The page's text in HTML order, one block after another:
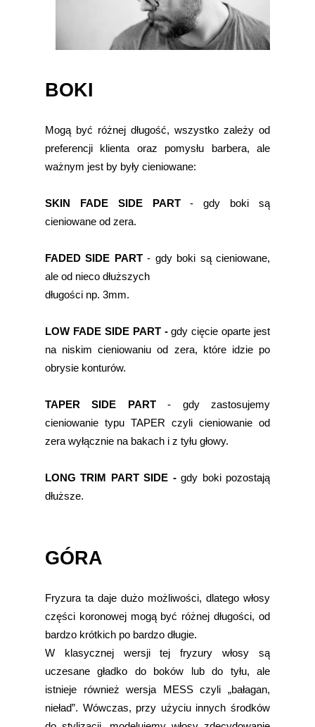
BOKI
Mogą być różnej długość, wszystko zależy od
preferencji klienta oraz pomysłu barbera, ale
ważnym jest by były cieniowane:
SKIN FADE SIDE PART- gdy boki są
cieniowane od zera.
FADED SIDE PART- gdy boki są cieniowane,
ale od nieco dłuższych
długości np. 3mm.
LOW FADE SIDE PART -gdy cięcie oparte jest
na niskim cieniowaniu od zera, które idzie po
obrysie konturów.
TAPER SIDE PART- gdy zastosujemy
cieniowanie typu TAPER czyli cieniowanie od
zera wyłącznie na bakach i z tyłu głowy.
LONG TRIM PART SIDE -gdy boki pozostają
dłuższe.
GÓRA
Fryzura ta daje dużo możliwości, dlatego włosy
części koronowej mogą być różnej długości, od
bardzo krótkich po bardzo długie.
W klasycznej wersji tej fryzury włosy są
uczesane gładko do boków lub do tyłu, ale
istnieje również wersja MESS czyli „bałagan,
nieład”. Wówczas, przy użyciu innych środków